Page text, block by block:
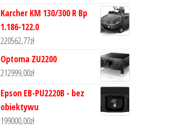
Karcher KM 130/300 R Bp
1.186-122.0
220562,77zł
Optoma ZU2200
212999,00zł
Epson EB-PU2220B - bez
obiektywu
199000,00zł